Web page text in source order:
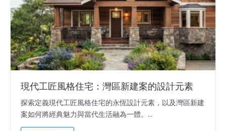
現代工匠風格住宅：灣區新建案的設計元素
探索定義現代工匠風格住宅的永恆設計元素，以及灣區新建
案如何將經典魅力與當代生活融為一體。...